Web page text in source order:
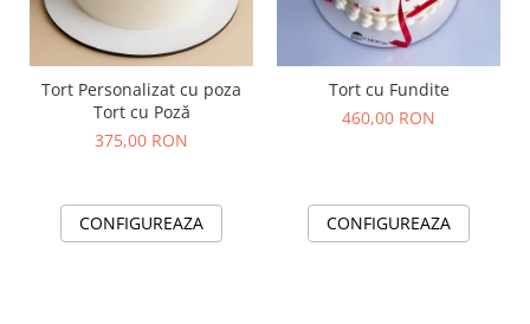
Tort Personalizat cu poza
Tort cu Poză
375,00 RON
CONFIGUREAZA
Tort cu Fundite
460,00 RON
CONFIGUREAZA